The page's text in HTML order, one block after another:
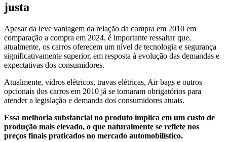
justa
Apesar da leve vantagem da relação da compra em 2010 em
comparação a compra em 2024, é importante ressaltar que,
atualmente, os carros oferecem um nível de tecnologia e segurança
significativamente superior, em resposta à evolução das demandas e
expectativas dos consumidores.
Atualmente, vidros elétricos, travas elétricas, Air bags e outros
opcionais dos carros em 2010 já se tornaram obrigatórios para
atender a legislação e demanda dos consumidores atuais.
Essa melhoria substancial no produto implica em um custo de
produção mais elevado, o que naturalmente se reflete nos
preços finais praticados no mercado automobilístico.